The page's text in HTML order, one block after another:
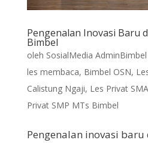
Pengenalan Inovasi Baru
Bimbel
oleh SosialMedia AdminBimbel
les membaca, Bimbel OSN,
Calistung Ngaji, Les Privat
Privat SMP MTs Bimbel
Pengenalan inovasi